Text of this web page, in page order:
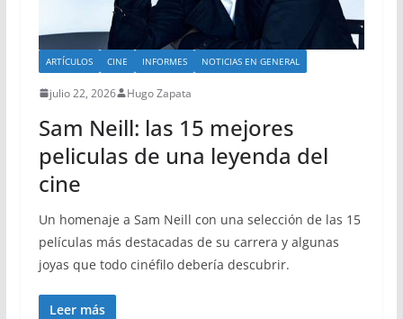
ARTÍCULOS CINE INFORMES NOTICIAS EN GENERAL
julio 22, 2026 Hugo Zapata
Sam Neill: las 15 mejores
peliculas de una leyenda del
cine
Un homenaje a Sam Neill con una selección de las 15
películas más destacadas de su carrera y algunas
joyas que todo cinéfilo debería descubrir.
Leer más